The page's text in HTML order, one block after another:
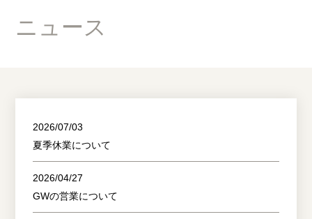
ニュース
2026/07/03
夏季休業について
2026/04/27
GWの営業について